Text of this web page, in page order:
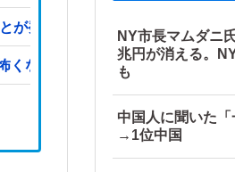
が発覚…（ブルブル」＝韓国の反
くなかった」と主張しており……
NY市長マムダニ
兆円が消える。
も
中国人に聞いた
→1位中国